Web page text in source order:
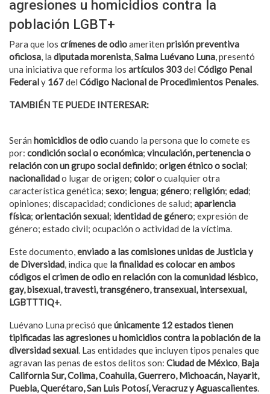
agresiones u homicidios contra la
población LGBT+
Para que los crímenes de odioameriten prisión preventiva
oficiosa, la diputada morenista,Salma Luévano Luna, presentó
una iniciativa que reforma los artículos 303del Código Penal
Federaly 167del Código Nacional de Procedimientos Penales.
TAMBIÉN TE PUEDE INTERESAR:
Serán homicidios de odiocuando la persona que lo comete es
por: condición social o económica; vinculación, pertenencia o
relación con un grupo social definido; origen étnico o social;
nacionalidado lugar de origen; coloro cualquier otra
característica genética; sexo; lengua; género; religión; edad;
opiniones; discapacidad; condiciones de salud; apariencia
física; orientación sexual; identidad de género; expresión de
género; estado civil; ocupación o actividad de la víctima.
Este documento,enviado a las comisiones unidas de Justicia y
de Diversidad, indica que la finalidad es colocar en ambos
códigos el crimen de odio en relación con la comunidad lésbico,
gay, bisexual, travesti, transgénero, transexual, intersexual,
LGBTTTIQ+.
Luévano Luna precisó queúnicamente 12 estados tienen
tipificadas las agresiones u homicidios contra la población de la
diversidad sexual. Las entidades que incluyen tipos penales que
agravan las penas de estos delitos son: Ciudad de México, Baja
California Sur, Colima, Coahuila, Guerrero, Michoacán, Nayarit,
Puebla, Querétaro, San Luis Potosí, Veracruz y Aguascalientes.